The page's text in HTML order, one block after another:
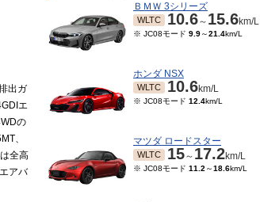
出ガ
エ
の
、
全高
アバ
ＢＭＷ 3シリーズ
WLTC 10.6～ 15.6km/L
※ JC08モード 9.9～21.4km/L
ホンダ NSX
WLTC 10.6km/L
※ JC08モード 12.4km/L
マツダ ロードスター
WLTC 15～ 17.2km/L
※ JC08モード 11.2 ～18.6km/L